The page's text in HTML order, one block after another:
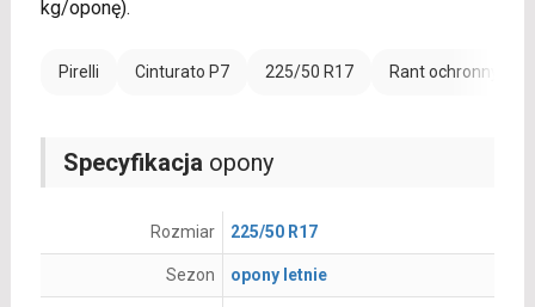
kg/oponę).
Pirelli Cinturato P7 225/50 R17 Rant ochronny (FR)
Specyfikacja opony
Rozmiar 225/50 R17
Sezon opony letnie